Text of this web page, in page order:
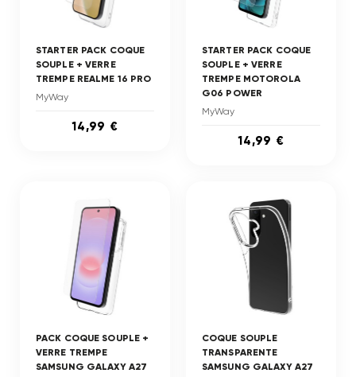
STARTER PACK COQUE
SOUPLE + VERRE
TREMPE REALME 16 PRO
MyWay
14,99 €
STARTER PACK COQUE
SOUPLE + VERRE
TREMPE MOTOROLA
G06 POWER
MyWay
14,99 €
PACK COQUE SOUPLE +
VERRE TREMPE
SAMSUNG GALAXY A27
COQUE SOUPLE
TRANSPARENTE
SAMSUNG GALAXY A27